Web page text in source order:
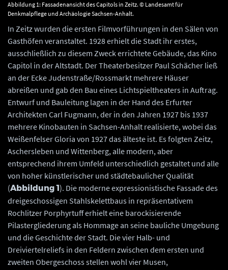
Abbildung 1: Fassadenansicht des Capitols in Zeitz. © Landesamt für
Denkmalpflege und Archäologie Sachsen-Anhalt.
In Zeitz wurden die ersten Filmvorführungen in den Sälen von
Gasthöfen veranstaltet. 1928 erhielt die Stadt ihr erstes,
ausschließlich zu diesem Zweck errichtete Gebäude, das Kino
Capitol in der Altstadt. Der Theaterbesitzer Paul Schächer ließ
an der Ecke Judenstraße/Rossmarkt mehrere Häuser
abreißen und gab den Bau eines Lichtspieltheaters in Auftrag.
Entwurf und Bauleitung lagen in der Hand des Erfurter
Architekten Carl Fugmann, der in den Jahren 1927 bis 1937
mehrere Kinobauten in Sachsen-Anhalt realisierte, wobei das
Weißenfelser Gloria von 1927 das älteste ist. Es folgten Zeitz,
Aschersleben und Wittenberg, alle modern, aber
entsprechend ihrem Umfeld unterschiedlich gestaltet und alle
von hoher künstlerischer und städtebaulicher Qualität
(Abbildung 1 ). Die moderne expressionistische Fassade des
dreigeschossigen Stahlskelettbaus in repräsentativem
Rochlitzer Porphyrtuff erhielt eine barockisierende
Pilastergliederung als Hommage an seine bauliche Umgebung
und die Geschichte der Stadt. Die vier Halb- und
Dreiviertelreliefs in den Feldern zwischen dem ersten und
zweiten Obergeschoss stellen wohl vier Musen,